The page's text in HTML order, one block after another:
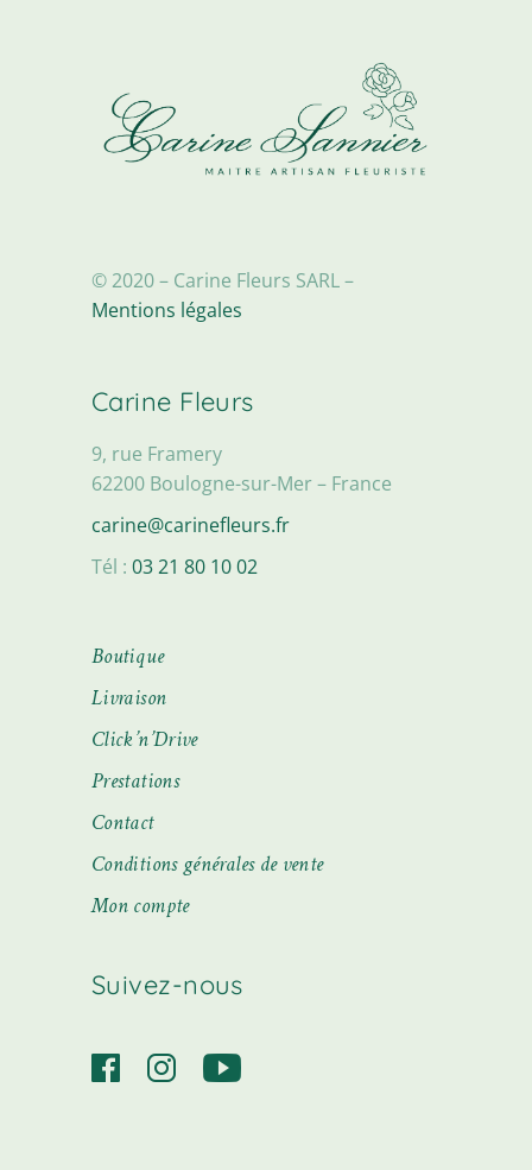
© 2020 – Carine Fleurs SARL –
Mentions légales
Carine Fleurs
9, rue Framery
62200 Boulogne-sur-Mer – France
carine@carinefleurs.fr
Tél :03 21 80 10 02
Boutique
Livraison
Click’n’Drive
Prestations
Contact
Conditions générales de vente
Mon compte
Suivez-nous